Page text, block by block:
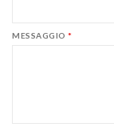
MESSAGGIO *